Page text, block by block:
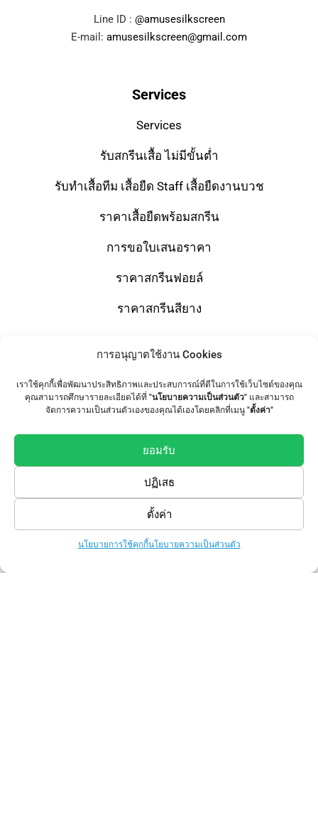
การอนุญาตใช้งาน Cookies
เราใช้คุกกี้เพื่อพัฒนาประสิทธิภาพและประสบการณ์ที่ดีในการใช้เว็บไซต์ของคุณ
คุณสามารถศึกษารายละเอียดได้ที่ "นโยบายความเป็นส่วนตัว"และสามารถ
จัดการความเป็นส่วนตัวเองของคุณได้เองโดยคลิกที่เมนู "ตั้งค่า"
ยอมรับ
ปฏิเสธ
ตั้งค่า
นโยบายการใช้คุกกี้นโยบายความเป็นส่วนตัว
Line ID : @amusesilkscreen
E-mail: amusesilkscreen@gmail.com
Services
Services
รับสกรีนเสื้อ ไม่มีขั้นต่ำ
รับทำเสื้อทีม เสื้อยืด Staff เสื้อยืดงานบวช
ราคาเสื้อยืดพร้อมสกรีน
การขอใบเสนอราคา
ราคาสกรีนฟอยล์
ราคาสกรีนสียาง
T-Shirts
เสื้อทีม / เสื้อแก๊งค์
Follow Us